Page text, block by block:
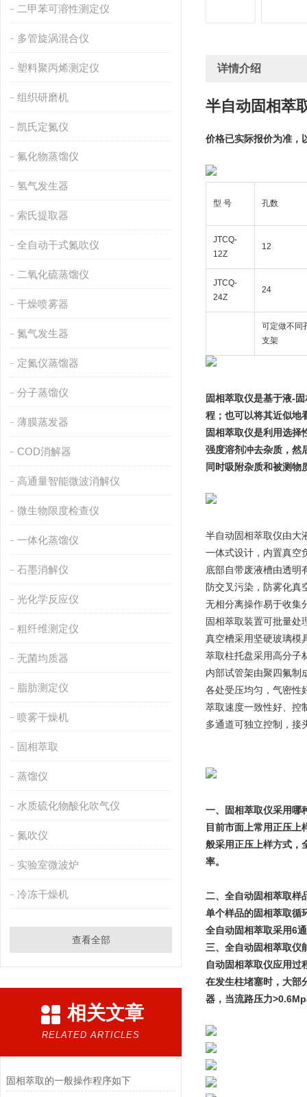
二甲苯可溶性测定仪
多管旋涡混合仪
塑料聚丙烯测定仪
组织研磨机
凯氏定氮仪
氟化物蒸馏仪
氢气发生器
索氏提取器
全自动干式氮吹仪
二氧化硫蒸馏仪
干燥喷雾器
氮气发生器
定氮仪蒸馏器
分子蒸馏仪
薄膜蒸发器
COD消解器
高通量智能微波消解仪
微生物限度检查仪
一体化蒸馏仪
石墨消解仪
光化学反应仪
粗纤维测定仪
无菌均质器
脂肪测定仪
喷雾干燥机
固相萃取
蒸馏仪
水质硫化物酸化吹气仪
氮吹仪
实验室微波炉
冷冻干燥机
查看全部
相关文章
RELATED ARTICLES
固相萃取的一般操作程序如下
详情介绍
半自动固相萃
价格已实际报价为准，
型 号 孔数
JTCQ-
12Z
12
JTCQ-
24Z
24
可定做不同
支架
固相萃取仪是基于液-
程；也可以将其近似地
固相萃取仪是利用选择
强度溶剂冲去杂质，然
同时吸附杂质和被测物
半自动固相萃取仪由大
一体式设计，内置真空
底部自带废液槽由透
防交叉污染，防雾化真
无相分离操作易于收集
固相萃取装置可批量处
真空槽采用坚硬玻璃模
萃取柱托盘采用高分子
内部试管架由聚四氟制
各处受压均匀，气密性
萃取速度一致性好、控
多通道可独立控制，接
一、固相萃取仪采用哪
目前市面上常用正压
般采用正压上样方式，
率。
二、全自动固相萃取样
单个样品的固相萃取循
全自动固相萃取采用6
三、全自动固相萃取仪
自动固相萃取仪应用过
在发生柱堵塞时，大部
器，当流路压力